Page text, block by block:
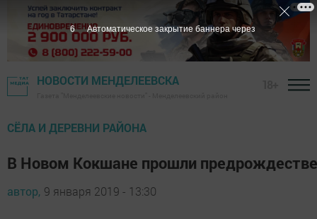
НОВОСТИ МЕНДЕЛЕЕВСКА
СЁЛА И ДЕРЕВНИ РАЙОНА
В Новом Кокшане прошли
автор, 9 января 2019 - 13:30
6 Автоматическое закрытие баннера через